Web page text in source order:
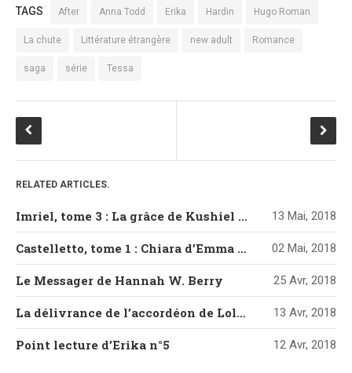
TAGS After Anna Todd Erika Hardin Hugo Roman
La chute Littérature étrangère new adult Romance
saga série Tessa
RELATED ARTICLES.
Imriel, tome 3 : La grâce de Kushiel de Jacqueline Carey 13 Mai, 2018
Castelletto, tome 1 : Chiara d’Emma Mars 02 Mai, 2018
Le Messager de Hannah W. Berry 25 Avr, 2018
La délivrance de l’accordéon de Loli Artésia 13 Avr, 2018
Point lecture d’Erika n°5 12 Avr, 2018